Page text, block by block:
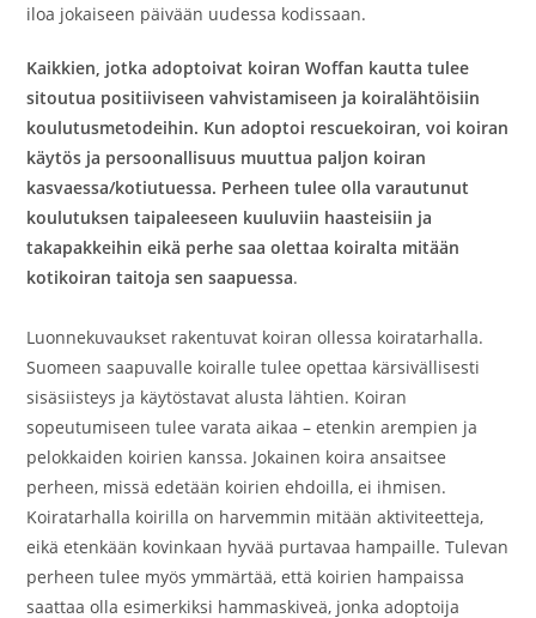
iloa jokaiseen päivään uudessa kodissaan.
Kaikkien, jotka adoptoivat koiran Woffan kautta tulee
sitoutua positiiviseen vahvistamiseen ja koiralähtöisiin
koulutusmetodeihin. Kun adoptoi rescuekoiran, voi koiran
käytös ja persoonallisuus muuttua paljon koiran
kasvaessa/kotiutuessa. Perheen tulee olla varautunut
koulutuksen taipaleeseen kuuluviin haasteisiin ja
takapakkeihin eikä perhe saa olettaa koiralta mitään
kotikoiran taitoja sen saapuessa.
Luonnekuvaukset rakentuvat koiran ollessa koiratarhalla.
Suomeen saapuvalle koiralle tulee opettaa kärsivällisesti
sisäsiisteys ja käytöstavat alusta lähtien. Koiran
sopeutumiseen tulee varata aikaa – etenkin arempien ja
pelokkaiden koirien kanssa. Jokainen koira ansaitsee
perheen, missä edetään koirien ehdoilla, ei ihmisen.
Koiratarhalla koirilla on harvemmin mitään aktiviteetteja,
eikä etenkään kovinkaan hyvää purtavaa hampaille. Tulevan
perheen tulee myös ymmärtää, että koirien hampaissa
saattaa olla esimerkiksi hammaskiveä, jonka adoptoija